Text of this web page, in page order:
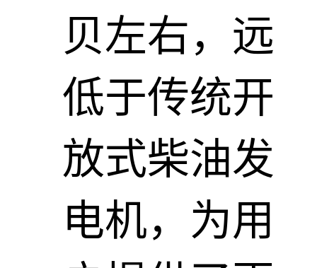
贝左右，远
低于传统开
放式柴油发
电机，为用